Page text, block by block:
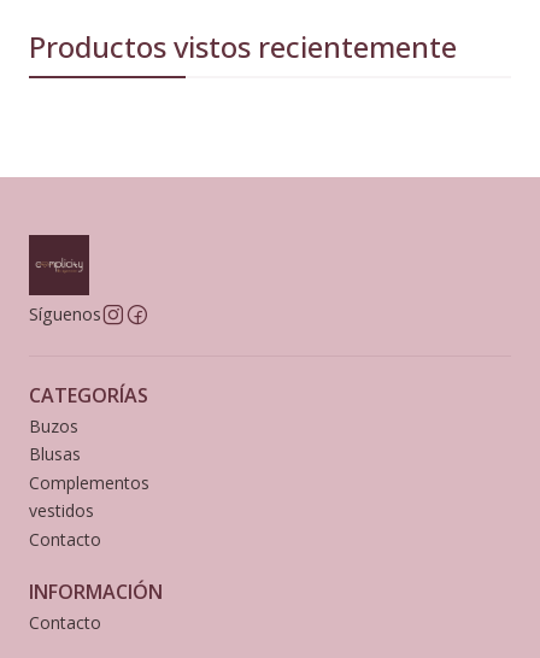
Productos vistos recientemente
Síguenos
CATEGORÍAS
Buzos
Blusas
Complementos
vestidos
Contacto
INFORMACIÓN
Contacto